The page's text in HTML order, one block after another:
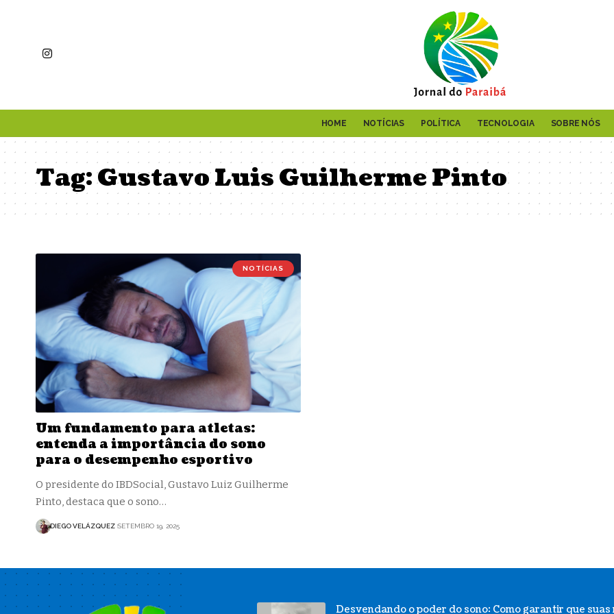
HOME NOTÍCIAS POLÍTICA TECNOLOGIA SOBRE NÓS
Tag:Gustavo Luis Guilherme Pinto
NOTÍCIAS
Um fundamento para atletas:
entenda a importância do sono
para o desempenho esportivo
O presidente do IBDSocial, Gustavo Luiz Guilherme
Pinto, destaca que o sono…
DIEGO VELÁZQUEZ SETEMBRO 19, 2025
Desvendando o poder do sono: Como garantir que suas